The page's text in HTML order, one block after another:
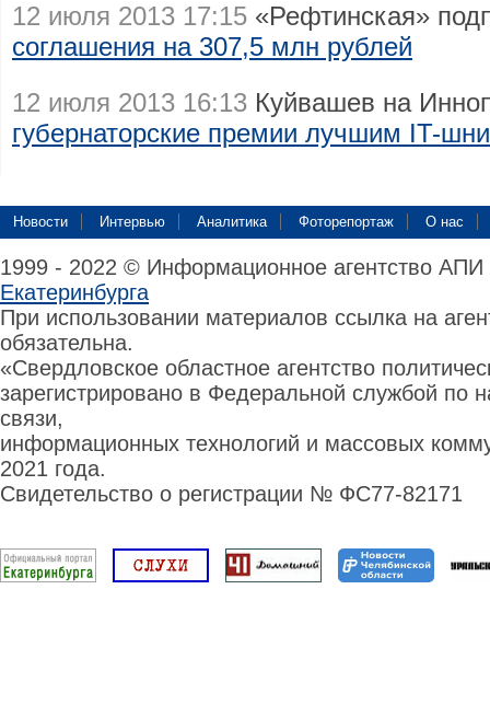
12 июля 2013 17:15 «Рефтинская»
соглашения на 307,5 млн рублей
12 июля 2013 16:13 Куйвашев на
губернаторские премии лучшим IT-
Новости Интервью Аналитика Фоторепортаж О нас
1999 - 2022 © Информационное агентство
Екатеринбурга
При использовании материалов ссылка на
обязательна.
«Свердловское областное агентство
зарегистрировано в Федеральной службой по
связи,
информационных технологий и массовых
2021 года.
Свидетельство о регистрации № ФС77-82171